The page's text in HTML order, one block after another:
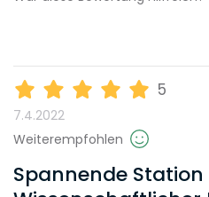
Gehalt
5
7.4.2022
Weiterempfohlen
Spannende Station